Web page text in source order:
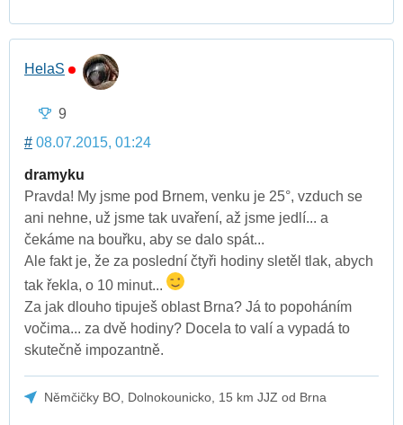
HelaS
9
# 08.07.2015, 01:24
dramyku
Pravda! My jsme pod Brnem, venku je 25°, vzduch se
ani nehne, už jsme tak uvaření, až jsme jedlí... a
čekáme na bouřku, aby se dalo spát...
Ale fakt je, že za poslední čtyři hodiny sletěl tlak, abych
tak řekla, o 10 minut...
Za jak dlouho tipuješ oblast Brna? Já to popoháním
vočima... za dvě hodiny? Docela to valí a vypadá to
skutečně impozantně.
Němčičky BO, Dolnokounicko, 15 km JJZ od Brna